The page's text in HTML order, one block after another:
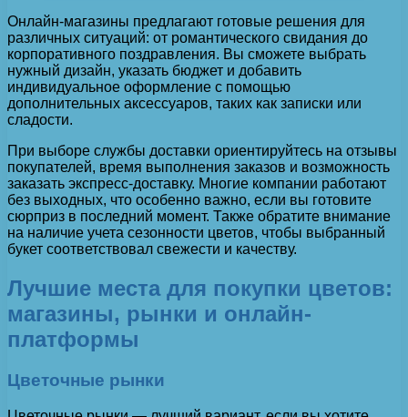
Онлайн-магазины предлагают готовые решения для
различных ситуаций: от романтического свидания до
корпоративного поздравления. Вы сможете выбрать
нужный дизайн, указать бюджет и добавить
индивидуальное оформление с помощью
дополнительных аксессуаров, таких как записки или
сладости.
При выборе службы доставки ориентируйтесь на отзывы
покупателей, время выполнения заказов и возможность
заказать экспресс-доставку. Многие компании работают
без выходных, что особенно важно, если вы готовите
сюрприз в последний момент. Также обратите внимание
на наличие учета сезонности цветов, чтобы выбранный
букет соответствовал свежести и качеству.
Лучшие места для покупки цветов:
магазины, рынки и онлайн-
платформы
Цветочные рынки